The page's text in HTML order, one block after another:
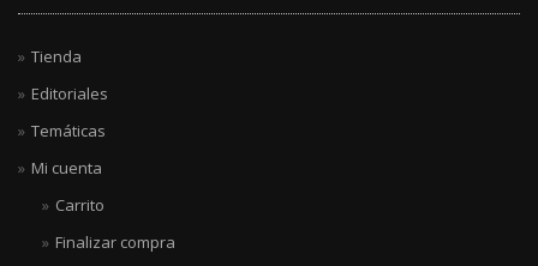
Tienda
Editoriales
Temáticas
Mi cuenta
Carrito
Finalizar compra